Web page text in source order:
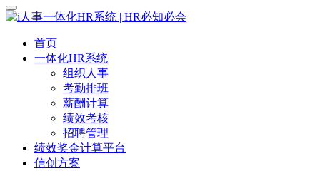
首页
一体化HR系统
组织人事
考勤排班
薪酬计算
绩效考核
招聘管理
绩效奖金计算平台
信创方案